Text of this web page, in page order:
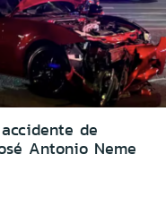
de
Antonio Neme